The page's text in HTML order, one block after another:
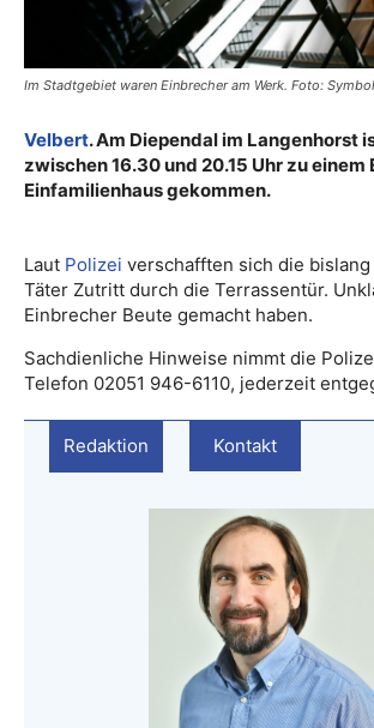
Im Stadtgebiet waren Einbrecher am Werk. Foto:
Velbert. Am Diependal im Langenhorst
zwischen 16.30 und 20.15 Uhr zu einem
Einfamilienhaus gekommen.
Laut Polizei verschafften sich die
Täter Zutritt durch die Terrassentür.
Einbrecher Beute gemacht haben.
Sachdienliche Hinweise nimmt die
Telefon 02051 946-6110, jederzeit
Redaktion Kontakt